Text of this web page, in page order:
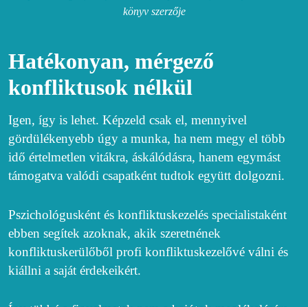
könyv szerzője
Hatékonyan, mérgező
konfliktusok nélkül
Igen, így is lehet. Képzeld csak el, mennyivel
gördülékenyebb úgy a munka, ha nem megy el több
idő értelmetlen vitákra, áskálódásra, hanem egymást
támogatva valódi csapatként tudtok együtt dolgozni.
Pszichológusként és konfliktuskezelés specialistaként
ebben segítek azoknak, akik szeretnének
konfliktuskerülőből profi konfliktuskezelővé válni és
kiállni a saját érdekeikért.